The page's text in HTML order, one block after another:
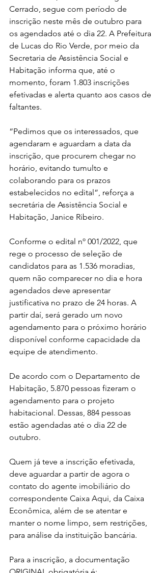
Cerrado, segue com período de
inscrição neste mês de outubro para
os agendados até o dia 22. A Prefeitura
de Lucas do Rio Verde, por meio da
Secretaria de Assistência Social e
Habitação informa que, até o
momento, foram 1.803 inscrições
efetivadas e alerta quanto aos casos de
faltantes.
“Pedimos que os interessados, que
agendaram e aguardam a data da
inscrição, que procurem chegar no
horário, evitando tumulto e
colaborando para os prazos
estabelecidos no edital”, reforça a
secretária de Assistência Social e
Habitação, Janice Ribeiro.
Conforme o edital nº 001/2022, que
rege o processo de seleção de
candidatos para as 1.536 moradias,
quem não comparecer no dia e hora
agendados deve apresentar
justificativa no prazo de 24 horas. A
partir daí, será gerado um novo
agendamento para o próximo horário
disponível conforme capacidade da
equipe de atendimento.
De acordo com o Departamento de
Habitação, 5.870 pessoas fizeram o
agendamento para o projeto
habitacional. Dessas, 884 pessoas
estão agendadas até o dia 22 de
outubro.
Quem já teve a inscrição efetivada,
deve aguardar a partir de agora o
contato do agente imobiliário do
correspondente Caixa Aqui, da Caixa
Econômica, além de se atentar e
manter o nome limpo, sem restrições,
para análise da instituição bancária.
Para a inscrição, a documentação